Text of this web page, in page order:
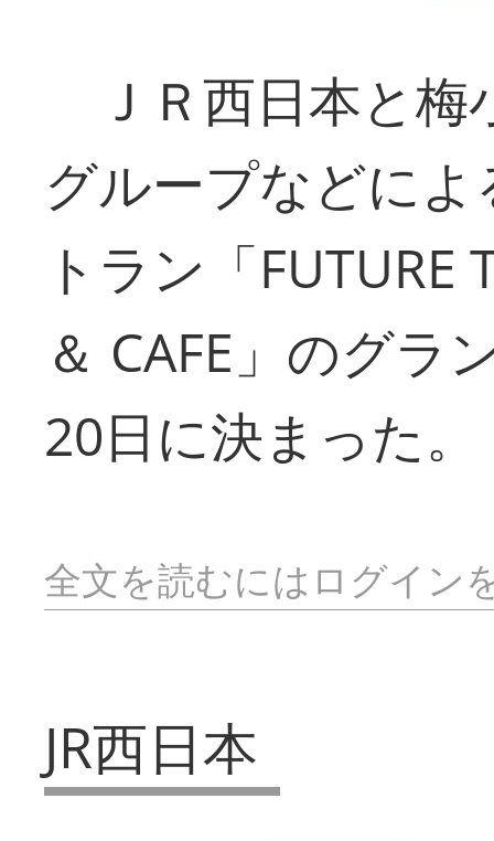
ＪＲ西日本と梅
グループなどに
トラン「FUTURE
＆ CAFE」のグラ
20日に決まった。
全文を読むにはログイン
JR西日本